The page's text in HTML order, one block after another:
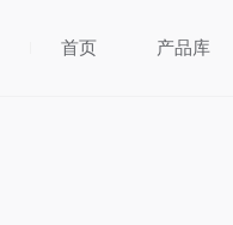
首页 产品库